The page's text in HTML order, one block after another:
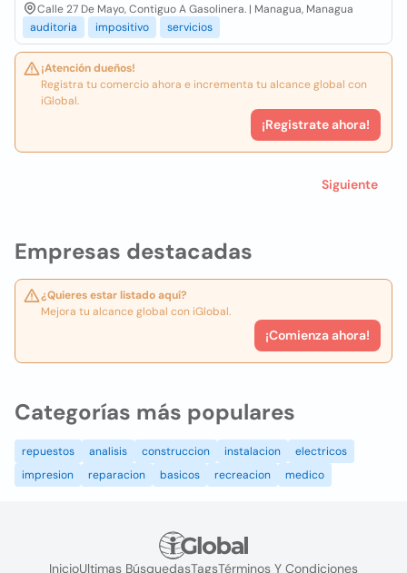
Empresas destacadas
¿Quieres estar listado aquí?
Mejora tu alcance global con iGlobal.
¡Comienza ahora!
Calle 27 De Mayo, Contiguo A Gasolinera. | Managua, Managua
auditoria
impositivo servicios
¡Atención dueños!
Registra tu comercio ahora e incrementa tu alcance global con
iGlobal.
¡Registrate ahora!
Siguiente
Categorías más populares
repuestos analisis construccion instalacion
electricos
impresion
reparacion basicos recreacion medico
InicioUltimas BúsquedasTagsTérminos Y Condiciones